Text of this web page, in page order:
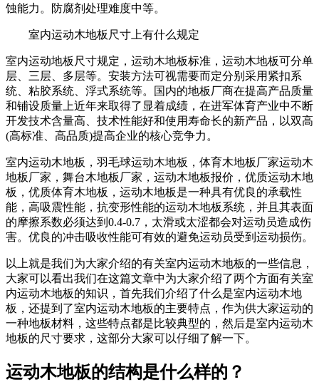
蚀能力。防腐剂处理难度中等。
室内运动木地板尺寸上有什么规定
室内运动地板尺寸规定，运动木地板标准，运动木地板可分单
层、三层、多层等。安装方法可视需要而定分别采用紧扣系
统、粘胶系统、浮式系统等。国内的地板厂商在提高产品质量
和铺设质量上近年来取得了显着成绩，在进军体育产业中不断
开发技术含量高、技术性能好和使用寿命长的新产品，以双高
(高标准、高品质)提高企业的核心竞争力。
室内运动木地板，羽毛球运动木地板，体育木地板厂家运动木
地板厂家，舞台木地板厂家，运动木地板报价，优质运动木地
板，优质体育木地板，运动木地板是一种具有优良的承载性
能，高吸震性能，抗变形性能的运动木地板系统，并且其表面
的摩擦系数必须达到0.4-0.7，太滑或太涩都会对运动员造成伤
害。优良的冲击吸收性能可有效的避免运动员受到运动损伤。
以上就是我们为大家介绍的有关室内运动木地板的一些信息，
大家可以看出我们在这篇文章中为大家介绍了两个方面有关室
内运动木地板的知识，首先我们介绍了什么是室内运动木地
板，还提到了室内运动木地板的主要特点，作为供大家运动的
一种地板材料，这些特点都是比较典型的，然后是室内运动木
地板的尺寸要求，这部分大家可以仔细了解一下。
运动木地板的结构是什么样的？